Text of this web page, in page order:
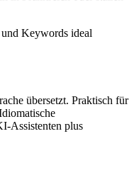
Keywords ideal
übersetzt. Praktisch für
Assistenten plus